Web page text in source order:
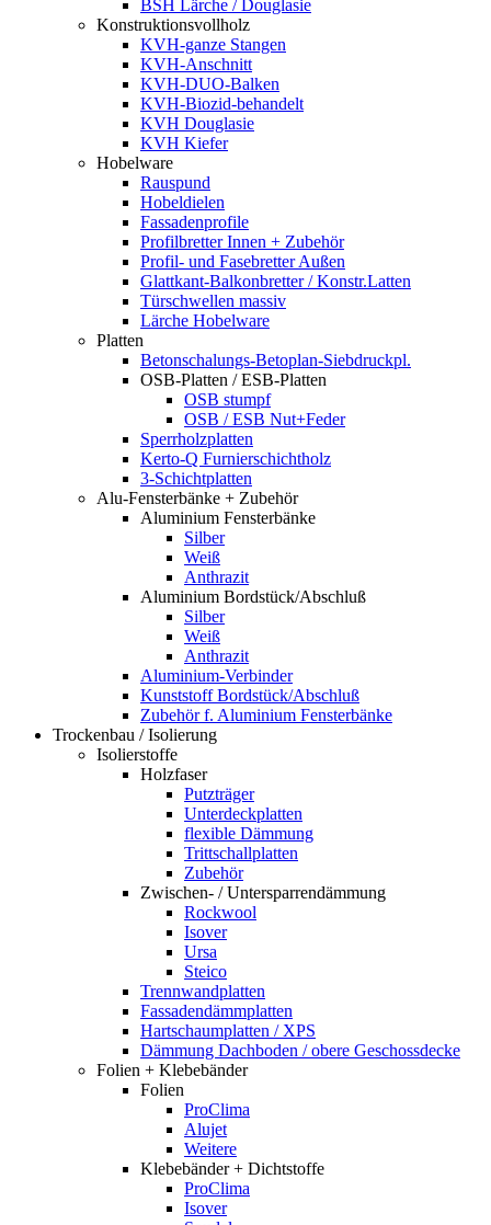
BSH Lärche / Douglasie
Konstruktionsvollholz
KVH-ganze Stangen
KVH-Anschnitt
KVH-DUO-Balken
KVH-Biozid-behandelt
KVH Douglasie
KVH Kiefer
Hobelware
Rauspund
Hobeldielen
Fassadenprofile
Profilbretter Innen + Zubehör
Profil- und Fasebretter Außen
Glattkant-Balkonbretter / Konstr.Latten
Türschwellen massiv
Lärche Hobelware
Platten
Betonschalungs-Betoplan-Siebdruckpl.
OSB-Platten / ESB-Platten
OSB stumpf
OSB / ESB Nut+Feder
Sperrholzplatten
Kerto-Q Furnierschichtholz
3-Schichtplatten
Alu-Fensterbänke + Zubehör
Aluminium Fensterbänke
Silber
Weiß
Anthrazit
Aluminium Bordstück/Abschluß
Silber
Weiß
Anthrazit
Aluminium-Verbinder
Kunststoff Bordstück/Abschluß
Zubehör f. Aluminium Fensterbänke
Trockenbau / Isolierung
Isolierstoffe
Holzfaser
Putzträger
Unterdeckplatten
flexible Dämmung
Trittschallplatten
Zubehör
Zwischen- / Untersparrendämmung
Rockwool
Isover
Ursa
Steico
Trennwandplatten
Fassadendämmplatten
Hartschaumplatten / XPS
Dämmung Dachboden / obere Geschossdecke
Folien + Klebebänder
Folien
ProClima
Alujet
Weitere
Klebebänder + Dichtstoffe
ProClima
Isover